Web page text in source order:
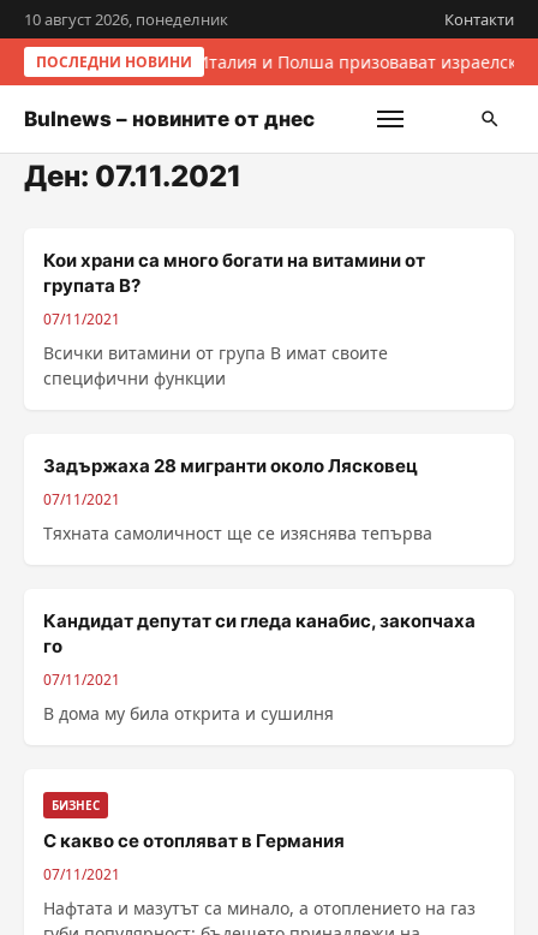
10 август 2026, понеделник Контакти
ПОСЛЕДНИ НОВИНИ Италия и Полша призовават
Bulnews – новините от днес
Ден: 07.11.2021
Кои храни са много богати на витамини от
групата В?
07/11/2021
Всички витамини от група В имат своите
специфични функции
Задържаха 28 мигранти около Лясковец
07/11/2021
Тяхната самоличност ще се изяснява тепърва
Кандидат депутат си гледа канабис, закопчаха
го
07/11/2021
В дома му била открита и сушилня
БИЗНЕС
С какво се отопляват в Германия
07/11/2021
Нафтата и мазутът са минало, а отоплението на газ